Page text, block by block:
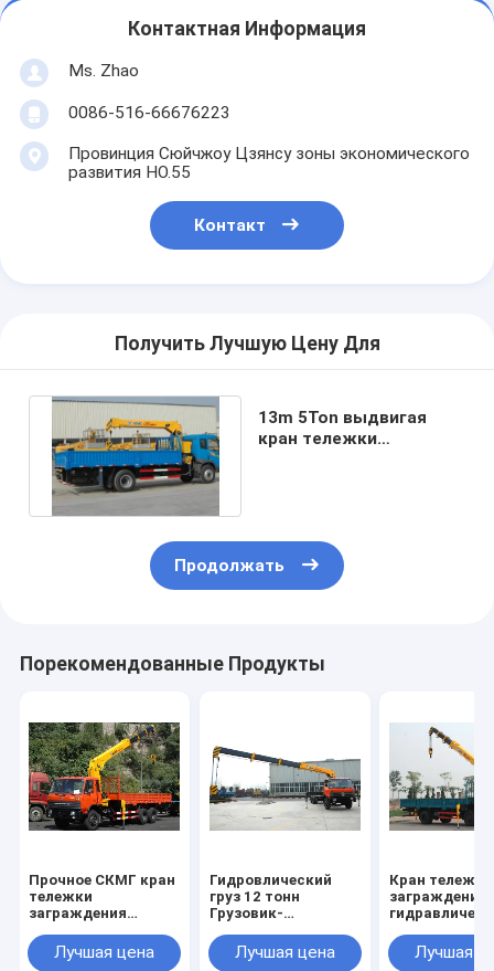
Контактная Информация
Ms. Zhao
0086-516-66676223
Провинция Сюйчжоу Цзянсу зоны экономического
развития НО.55
Контакт
Получить Лучшую Цену Для
13m 5Ton выдвигая
кран тележки
Продолжать
Порекомендованные Продукты
Прочное СКМГ кран
тележки
заграждения
тонн, высота 14.5м
поднимаясь
Лучшая цена
Гидровлический
груз 12 тонн
Грузовик-
телескопичным
заграждением
Лучшая цена
Кран тележки
коммерчески
3800кг
Лучшая